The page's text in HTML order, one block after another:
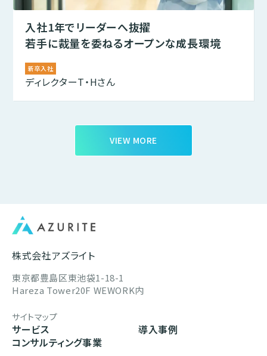
入社1年でリーダーへ抜擢
若手に裁量を委ねるオープンな成長環境
新卒入社
ディレクターT・Hさん
VIEW MORE
株式会社アズライト
東京都豊島区東池袋1-18-1
Hareza Tower20F WEWORK内
サイトマップ
サービス
コンサルティング事業
導入事例